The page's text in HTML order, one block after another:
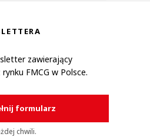
zawierający
FMCG w Polsce.
formularz
chwili.